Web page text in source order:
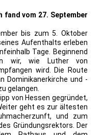
fand vom 27. September
bis zum 5. Oktober
Aufenthalts erleben
Tage. Beginnend
wir, wie Luther von
wird. Die Route
Dominikanerkirche und -
gelangen.
von Hessen gegründet,
geht es zur ältesten
und zum
Gründungsrektors. Der